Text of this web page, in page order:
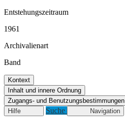
Entstehungszeitraum
1961
Archivalienart
Band
Kontext
Inhalt und innere Ordnung
Zugangs- und Benutzungsbestimmungen
Hilfe
Suche Navigation